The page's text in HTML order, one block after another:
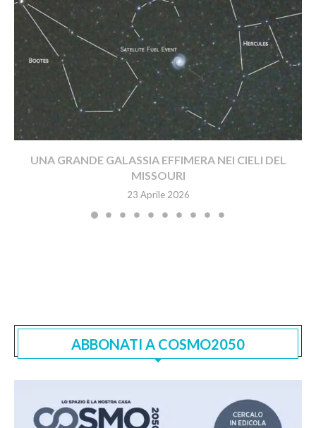
UNA GRANDE GALASSIA EFFIMERA NEI CIELI DEL
MISSOURI
23 Aprile 2026
ABBONATI A COSMO2050